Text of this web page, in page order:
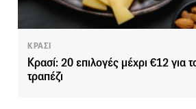
ΚΡΑΣΙ
Κρασί: 20 επιλογές μέχρι €12 για
τραπέζι